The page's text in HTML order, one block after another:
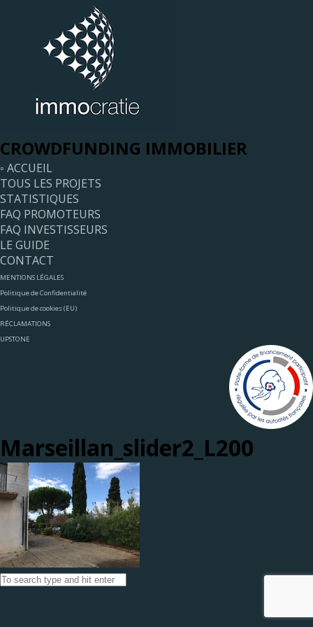
CROWDFUNDING IMMOBILIER
◦ ACCUEIL
TOUS LES PROJETS
STATISTIQUES
FAQ PROMOTEURS
FAQ INVESTISSEURS
LE GUIDE
CONTACT
MENTIONS LÉGALES
Politique de Confidentialité
Politique de cookies (EU)
RÉCLAMATIONS
UPSTONE
Marseillan_slider2_L200